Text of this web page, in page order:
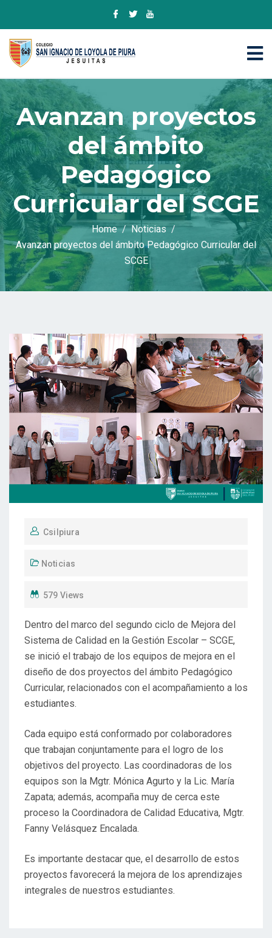
Avanzan proyectos
del ámbito
Pedagógico
Curricular del SCGE
Home
Noticias
Avanzan proyectos del ámbito Pedagógico Curricular del
SCGE
Csilpiura
Noticias
579 Views
Dentro del marco del segundo ciclo de Mejora del
Sistema de Calidad en la Gestión Escolar – SCGE,
se inició el trabajo de los equipos de mejora en el
diseño de dos proyectos del ámbito Pedagógico
Curricular, relacionados con el acompañamiento a los
estudiantes.
Cada equipo está conformado por colaboradores
que trabajan conjuntamente para el logro de los
objetivos del proyecto. Las coordinadoras de los
equipos son la Mgtr. Mónica Agurto y la Lic. María
Zapata; además, acompaña muy de cerca este
proceso la Coordinadora de Calidad Educativa, Mgtr.
Fanny Velásquez Encalada.
Es importante destacar que, el desarrollo de estos
proyectos favorecerá la mejora de los aprendizajes
integrales de nuestros estudiantes.